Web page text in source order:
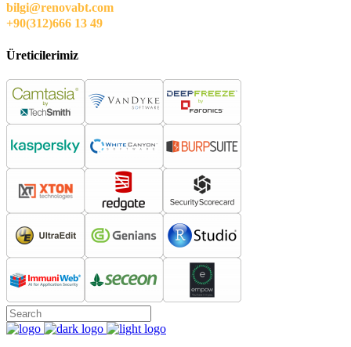
bilgi@renovabt.com
+90(312)666 13 49
Üreticilerimiz